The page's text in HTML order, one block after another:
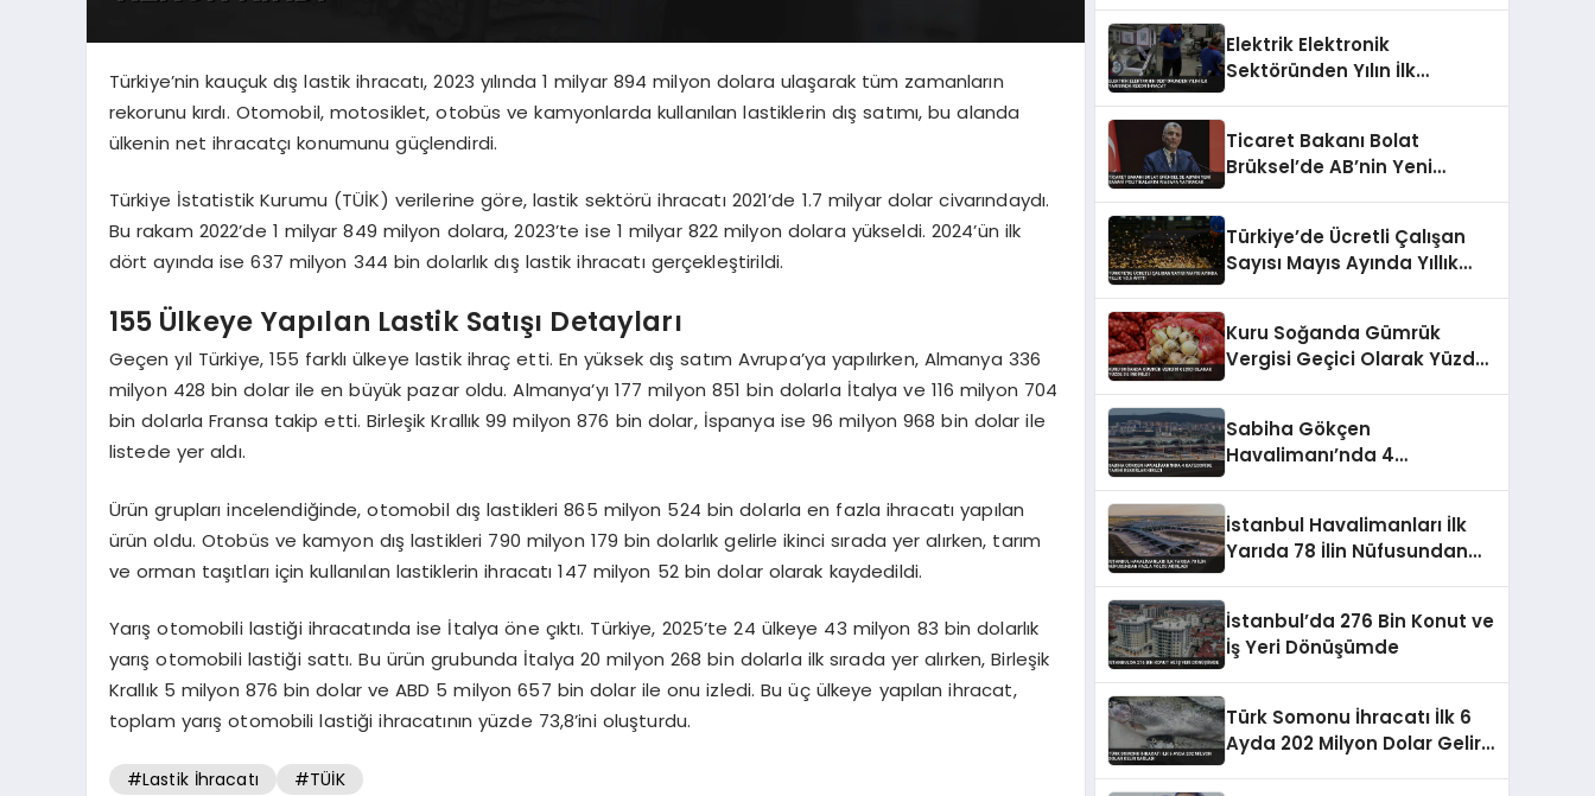
Türkiye’nin kauçuk dış lastik ihracatı, 2023 yılında 1 milyar 894 milyon dolara ulaşarak tüm zamanların
rekorunu kırdı. Otomobil, motosiklet, otobüs ve kamyonlarda kullanılan lastiklerin dış satımı, bu alanda
ülkenin net ihracatçı konumunu güçlendirdi.
Türkiye İstatistik Kurumu (TÜİK) verilerine göre, lastik sektörü ihracatı 2021’de 1.7 milyar dolar civarındaydı.
Bu rakam 2022’de 1 milyar 849 milyon dolara, 2023’te ise 1 milyar 822 milyon dolara yükseldi. 2024’ün ilk
dört ayında ise 637 milyon 344 bin dolarlık dış lastik ihracatı gerçekleştirildi.
155 Ülkeye Yapılan Lastik Satışı Detayları
Geçen yıl Türkiye, 155 farklı ülkeye lastik ihraç etti. En yüksek dış satım Avrupa’ya yapılırken, Almanya 336
milyon 428 bin dolar ile en büyük pazar oldu. Almanya’yı 177 milyon 851 bin dolarla İtalya ve 116 milyon 704
bin dolarla Fransa takip etti. Birleşik Krallık 99 milyon 876 bin dolar, İspanya ise 96 milyon 968 bin dolar ile
listede yer aldı.
Ürün grupları incelendiğinde, otomobil dış lastikleri 865 milyon 524 bin dolarla en fazla ihracatı yapılan
ürün oldu. Otobüs ve kamyon dış lastikleri 790 milyon 179 bin dolarlık gelirle ikinci sırada yer alırken, tarım
ve orman taşıtları için kullanılan lastiklerin ihracatı 147 milyon 52 bin dolar olarak kaydedildi.
Yarış otomobili lastiği ihracatında ise İtalya öne çıktı. Türkiye, 2025’te 24 ülkeye 43 milyon 83 bin dolarlık
yarış otomobili lastiği sattı. Bu ürün grubunda İtalya 20 milyon 268 bin dolarla ilk sırada yer alırken, Birleşik
Krallık 5 milyon 876 bin dolar ve ABD 5 milyon 657 bin dolar ile onu izledi. Bu üç ülkeye yapılan ihracat,
toplam yarış otomobili lastiği ihracatının yüzde 73,8’ini oluşturdu.
#Lastik İhracatı #TÜİK
Elektrik Elektronik
Sektöründen Yılın İlk
Ticaret Bakanı Bolat
Brüksel’de AB’nin Yeni
Türkiye’de Ücretli Çalışan
Sayısı Mayıs Ayında Yıllık
Kuru Soğanda Gümrük
Vergisi Geçici Olarak Yüzde
Sabiha Gökçen
Havalimanı’nda 4
İstanbul Havalimanları İlk
Yarıda 78 İlin Nüfusundan
İstanbul’da 276 Bin Konut ve
İş Yeri Dönüşümde
Türk Somonu İhracatı İlk 6
Ayda 202 Milyon Dolar Gelir